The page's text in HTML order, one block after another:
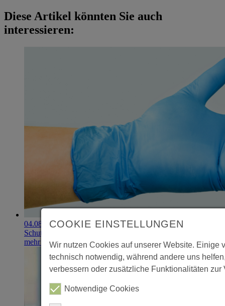
Diese Artikel könnten Sie auch
interessieren:
04.08.2026
Schutzhandschuhe erzielen 900.000-Euro-Exit
mehr erfahren
COOKIE EINSTELLUNGEN
Wir nutzen Cookies auf unserer Website. Einige
technisch notwendig, während andere uns
verbessern oder zusätzliche Funktionalitäten zur
Notwendige Cookies